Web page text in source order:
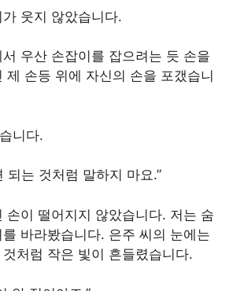
웃지 않았습니다.
우산 손잡이를 잡으려는 듯 손을
제 손등 위에 자신의 손을 포갰습니
니다.
되는 것처럼 말하지 마요.”
손이 떨어지지 않았습니다. 저는 숨
바라봤습니다. 은주 씨의 눈에는
처럼 작은 빛이 흔들렸습니다.